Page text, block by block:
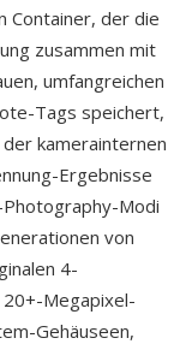
Container, der die
zusammen mit
umfangreichen
Tags speichert,
kamerainternen
Ergebnisse
Modi
von
4-
Megapixel-
Gehäuseen,